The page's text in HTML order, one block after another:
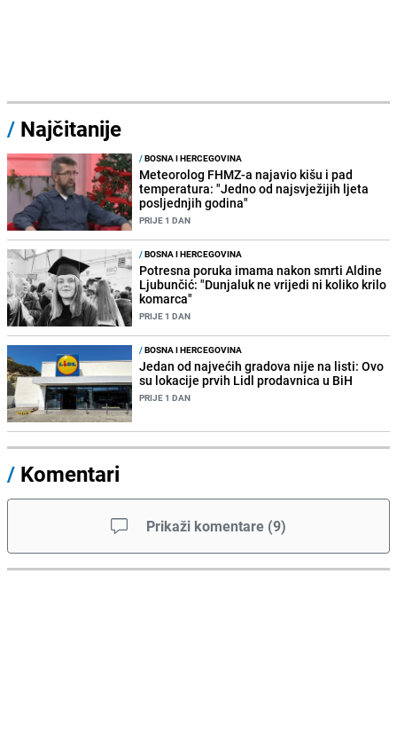
/ Najčitanije
/BOSNA I HERCEGOVINA
Meteorolog FHMZ-a najavio kišu i pad
temperatura: "Jedno od najsvježijih ljeta
posljednjih godina"
PRIJE 1 DAN
/BOSNA I HERCEGOVINA
Potresna poruka imama nakon smrti Aldine
Ljubunčić: "Dunjaluk ne vrijedi ni koliko krilo
komarca"
PRIJE 1 DAN
/BOSNA I HERCEGOVINA
Jedan od najvećih gradova nije na listi: Ovo
su lokacije prvih Lidl prodavnica u BiH
PRIJE 1 DAN
/ Komentari
Prikaži komentare (9)